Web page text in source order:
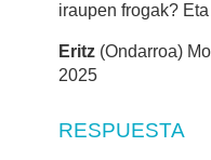
iraupen frogak?
Eritz (Ondarroa)
2025
RESPUESTA